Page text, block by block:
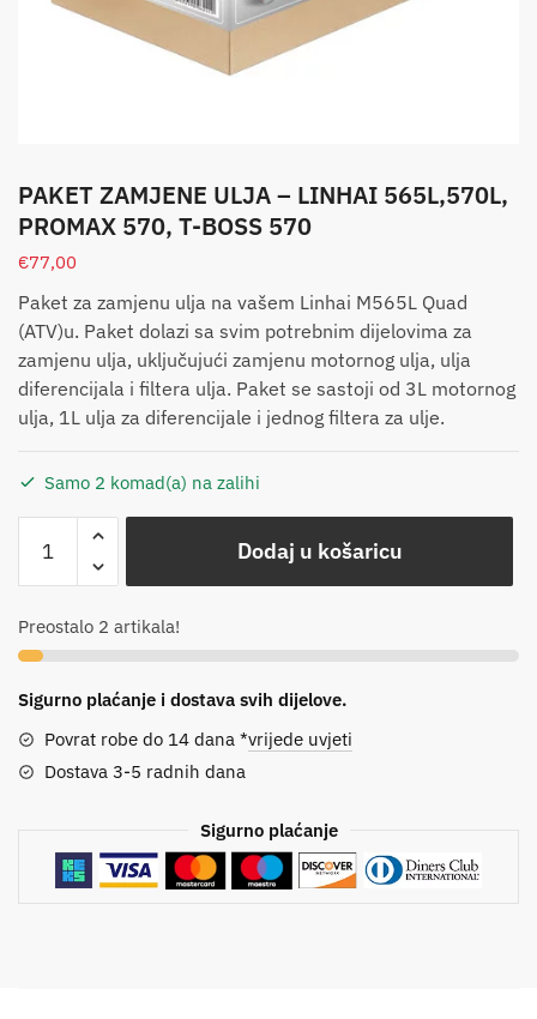
PAKET ZAMJENE ULJA – LINHAI 565L,570L,
PROMAX 570, T-BOSS 570
€77,00
Paket za zamjenu ulja na vašem Linhai M565L Quad
(ATV)u. Paket dolazi sa svim potrebnim dijelovima za
zamjenu ulja, uključujući zamjenu motornog ulja, ulja
diferencijala i filtera ulja. Paket se sastoji od 3L motornog
ulja, 1L ulja za diferencijale i jednog filtera za ulje.
Samo 2 komad(a) na zalihi
Dodaj u košaricu
Preostalo 2 artikala!
Sigurno plaćanje i dostava svih dijelove.
Povrat robe do 14 dana *vrijede uvjeti
Dostava 3-5 radnih dana
Sigurno plaćanje